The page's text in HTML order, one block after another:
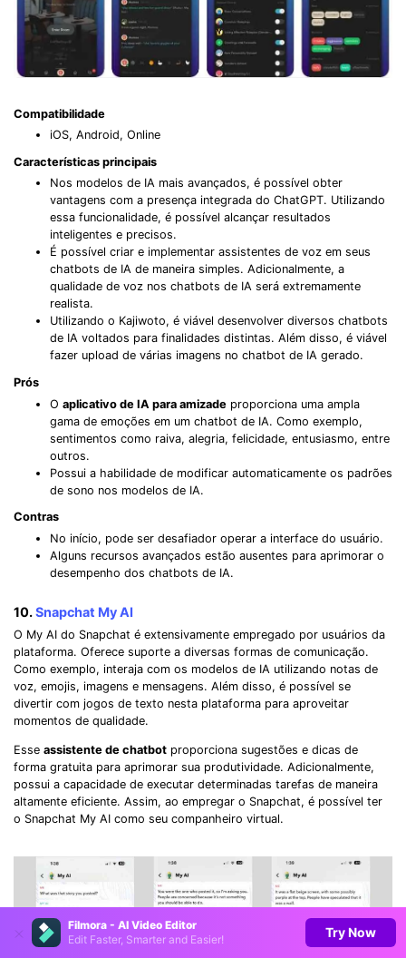
Filmora - AI Video Editor
Edit Faster, Smarter and Easier!
Try Now
Compatibilidade
iOS, Android, Online
Características principais
Nos modelos de IA mais avançados, é possível obter
vantagens com a presença integrada do ChatGPT. Utilizando
essa funcionalidade, é possível alcançar resultados
inteligentes e precisos.
É possível criar e implementar assistentes de voz em seus
chatbots de IA de maneira simples. Adicionalmente, a
qualidade de voz nos chatbots de IA será extremamente
realista.
Utilizando o Kajiwoto, é viável desenvolver diversos chatbots
de IA voltados para finalidades distintas. Além disso, é viável
fazer upload de várias imagens no chatbot de IA gerado.
Prós
O aplicativo de IA para amizade proporciona uma ampla
gama de emoções em um chatbot de IA. Como exemplo,
sentimentos como raiva, alegria, felicidade, entusiasmo, entre
outros.
Possui a habilidade de modificar automaticamente os padrões
de sono nos modelos de IA.
Contras
No início, pode ser desafiador operar a interface do usuário.
Alguns recursos avançados estão ausentes para aprimorar o
desempenho dos chatbots de IA.
10.Snapchat My AI
O My AI do Snapchat é extensivamente empregado por usuários da
plataforma. Oferece suporte a diversas formas de comunicação.
Como exemplo, interaja com os modelos de IA utilizando notas de
voz, emojis, imagens e mensagens. Além disso, é possível se
divertir com jogos de texto nesta plataforma para aproveitar
momentos de qualidade.
Esse assistente de chatbot proporciona sugestões e dicas de
forma gratuita para aprimorar sua produtividade. Adicionalmente,
possui a capacidade de executar determinadas tarefas de maneira
altamente eficiente. Assim, ao empregar o Snapchat, é possível ter
o Snapchat My AI como seu companheiro virtual.